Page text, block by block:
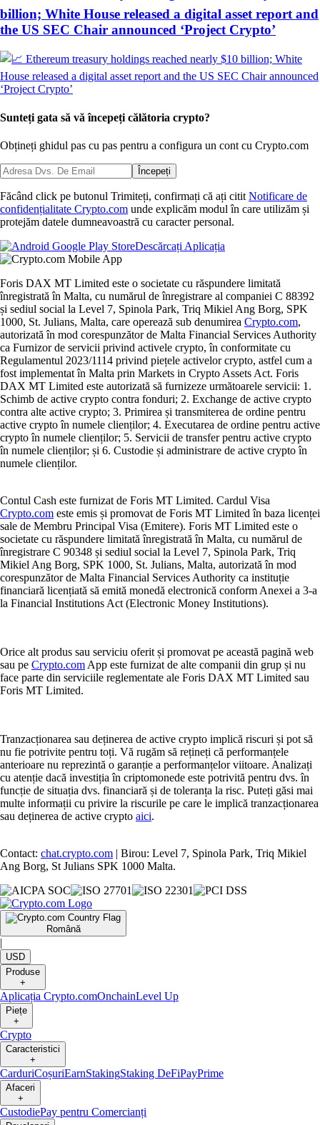
billion; White House released a digital asset report and
the US SEC Chair announced ‘Project Crypto’
Sunteți gata să vă începeți călătoria crypto?
Obțineți ghidul pas cu pas pentru a configura un cont cu Crypto.com
Începeți
Făcând click pe butonul Trimiteți, confirmați că ați citit Notificare de
confidențialitate Crypto.com unde explicăm modul în care utilizăm și
protejăm datele dumneavoastră cu caracter personal.
Descărcați Aplicația
Foris DAX MT Limited este o societate cu răspundere limitată
înregistrată în Malta, cu numărul de înregistrare al companiei C 88392
și sediul social la Level 7, Spinola Park, Triq Mikiel Ang Borg, SPK
1000, St. Julians, Malta, care operează sub denumirea Crypto.com,
autorizată în mod corespunzător de Malta Financial Services Authority
ca Furnizor de servicii privind activele crypto, în conformitate cu
Regulamentul 2023/1114 privind piețele activelor crypto, astfel cum a
fost implementat în Malta prin Markets in Crypto Assets Act. Foris
DAX MT Limited este autorizată să furnizeze următoarele servicii: 1.
Schimb de active crypto contra fonduri; 2. Exchange de active crypto
contra alte active crypto; 3. Primirea și transmiterea de ordine pentru
active crypto în numele clienților; 4. Executarea de ordine pentru active
crypto în numele clienților; 5. Servicii de transfer pentru active crypto
în numele clienților; și 6. Custodie și administrare de active crypto în
numele clienților.
Contul Cash este furnizat de Foris MT Limited. Cardul Visa
Crypto.com este emis și promovat de Foris MT Limited în baza licenței
sale de Membru Principal Visa (Emitere). Foris MT Limited este o
societate cu răspundere limitată înregistrată în Malta, cu numărul de
înregistrare C 90348 și sediul social la Level 7, Spinola Park, Triq
Mikiel Ang Borg, SPK 1000, St. Julians, Malta, autorizată în mod
corespunzător de Malta Financial Services Authority ca instituție
financiară licențiată să emită monedă electronică conform Anexei a 3-a
la Financial Institutions Act (Electronic Money Institutions).
Orice alt produs sau serviciu oferit și promovat pe această pagină web
sau pe Crypto.com App este furnizat de alte companii din grup și nu
face parte din serviciile reglementate ale Foris DAX MT Limited sau
Foris MT Limited.
Tranzacționarea sau deținerea de active crypto implică riscuri și pot să
nu fie potrivite pentru toți. Vă rugăm să rețineți că performanțele
anterioare nu reprezintă o garanție a performanțelor viitoare. Analizați
cu atenție dacă investiția în criptomonede este potrivită pentru dvs. în
funcție de situația dvs. financiară și de toleranța la risc. Puteți găsi mai
multe informații cu privire la riscurile pe care le implică tranzacționarea
sau deținerea de active crypto aici.
Contact: chat.crypto.com | Birou: Level 7, Spinola Park, Triq Mikiel
Ang Borg, St Julians SPK 1000 Malta.
Română
|
USD
Produse
+
Aplicația Crypto.comOnchainLevel Up
Piețe
+
Crypto
Caracteristici
+
CarduriCoșuriEarnStakingStaking DeFiPayPrime
Afaceri
+
CustodiePay pentru Comercianți